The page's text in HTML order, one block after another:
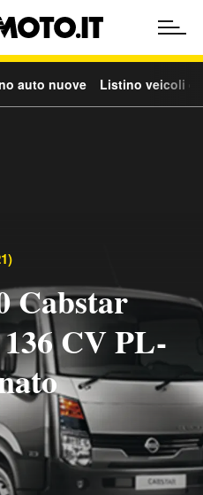
auto nuove Listino veicoli
Cabstar
CV PL-